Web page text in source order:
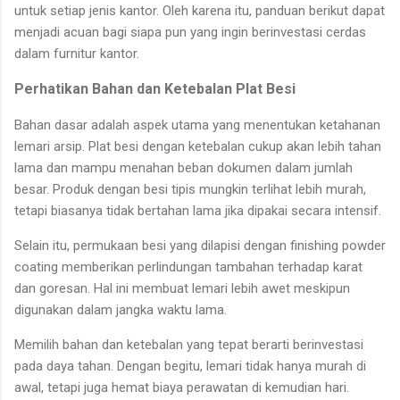
untuk setiap jenis kantor. Oleh karena itu, panduan berikut dapat
menjadi acuan bagi siapa pun yang ingin berinvestasi cerdas
dalam furnitur kantor.
Perhatikan Bahan dan Ketebalan Plat Besi
Bahan dasar adalah aspek utama yang menentukan ketahanan
lemari arsip. Plat besi dengan ketebalan cukup akan lebih tahan
lama dan mampu menahan beban dokumen dalam jumlah
besar. Produk dengan besi tipis mungkin terlihat lebih murah,
tetapi biasanya tidak bertahan lama jika dipakai secara intensif.
Selain itu, permukaan besi yang dilapisi dengan finishing powder
coating memberikan perlindungan tambahan terhadap karat
dan goresan. Hal ini membuat lemari lebih awet meskipun
digunakan dalam jangka waktu lama.
Memilih bahan dan ketebalan yang tepat berarti berinvestasi
pada daya tahan. Dengan begitu, lemari tidak hanya murah di
awal, tetapi juga hemat biaya perawatan di kemudian hari.